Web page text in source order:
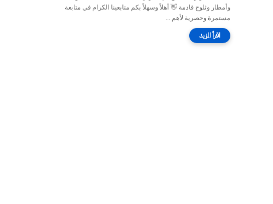
وأمطار وثلوج قادمة 👋 أهلاً وسهلاً بكم متابعينا الكرام في متابعة
مستمرة وحصرية لأهم ...